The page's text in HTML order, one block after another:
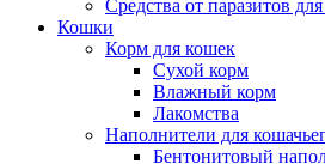
Средства от паразитов
Кошки
Корм для кошек
Сухой корм
Влажный корм
Лакомства
Наполнители для
Бентонитовый